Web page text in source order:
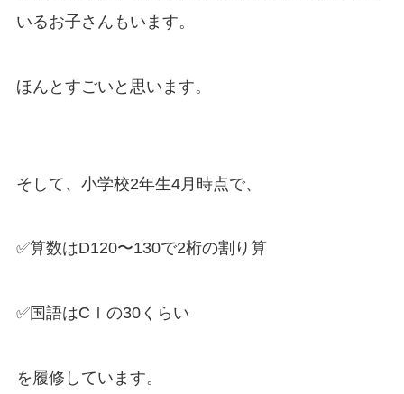
いるお子さんもいます。
ほんとすごいと思います。
そして、小学校2年生4月時点で、
✅算数はD120〜130で2桁の割り算
✅国語はCⅠの30くらい
を履修しています。